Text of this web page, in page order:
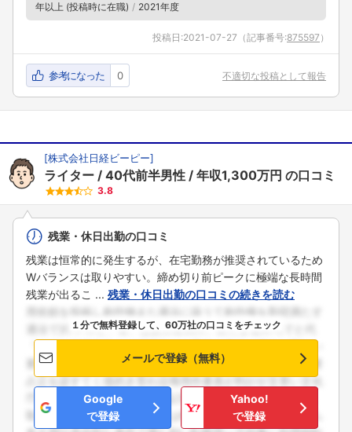
年以上 (投稿時に在職) 2021年度
投稿日:2021-07-27 （記事番号:875597 ）
参考になった 0 不適切な投稿として報告
[株式会社日経ビーピー]
ライター 40代前半男性 年収1,300万円 の口コミ
3.8
残業・休日出勤の口コミ
残業は恒常的に発生するが、在宅勤務が推奨されているため
Wバランスは取りやすい。締め切り前ピークに極端な長時間
残業が出るこ ... 残業・休日出勤の口コミの続きを読む
１分で無料登録して、60万社の口コミをチェック
メールで登録（無料）
Google
で登録
Yahoo!
で登録